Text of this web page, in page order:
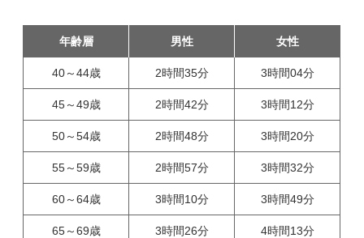
年齢層 男性 女性
40～44歳 2時間35分 3時間04分
45～49歳 2時間42分 3時間12分
50～54歳 2時間48分 3時間20分
55～59歳 2時間57分 3時間32分
60～64歳 3時間10分 3時間49分
65～69歳 3時間26分 4時間13分